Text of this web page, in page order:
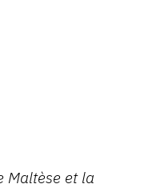
Maltèse et la